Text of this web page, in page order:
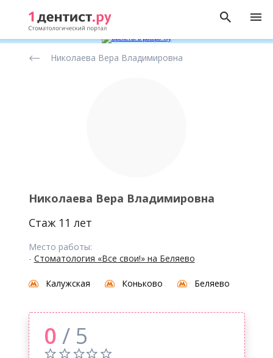
стоматологов
Николаева Вера Владимировна
Николаева Вера Владимировна
Стаж 11 лет
Место работы:
- Стоматология «Все свои!» на Беляево
Калужская Коньково Беляево
0 / 5